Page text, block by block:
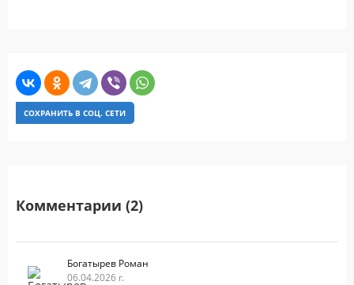
СОХРАНИТЬ В СОЦ. СЕТИ
Комментарии (2)
Богатырев Роман
06.04.2026 г.